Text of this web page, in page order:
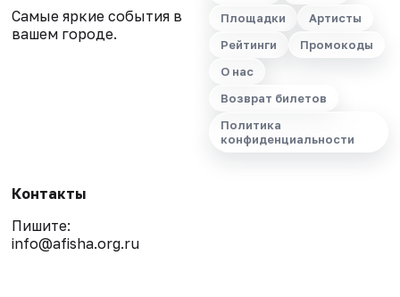
Самые яркие события в
вашем городе.
Площадки
Артисты
Рейтинги
Промокоды
О нас
Возврат билетов
Политика
конфиденциальности
Контакты
Пишите:
info@afisha.org.ru